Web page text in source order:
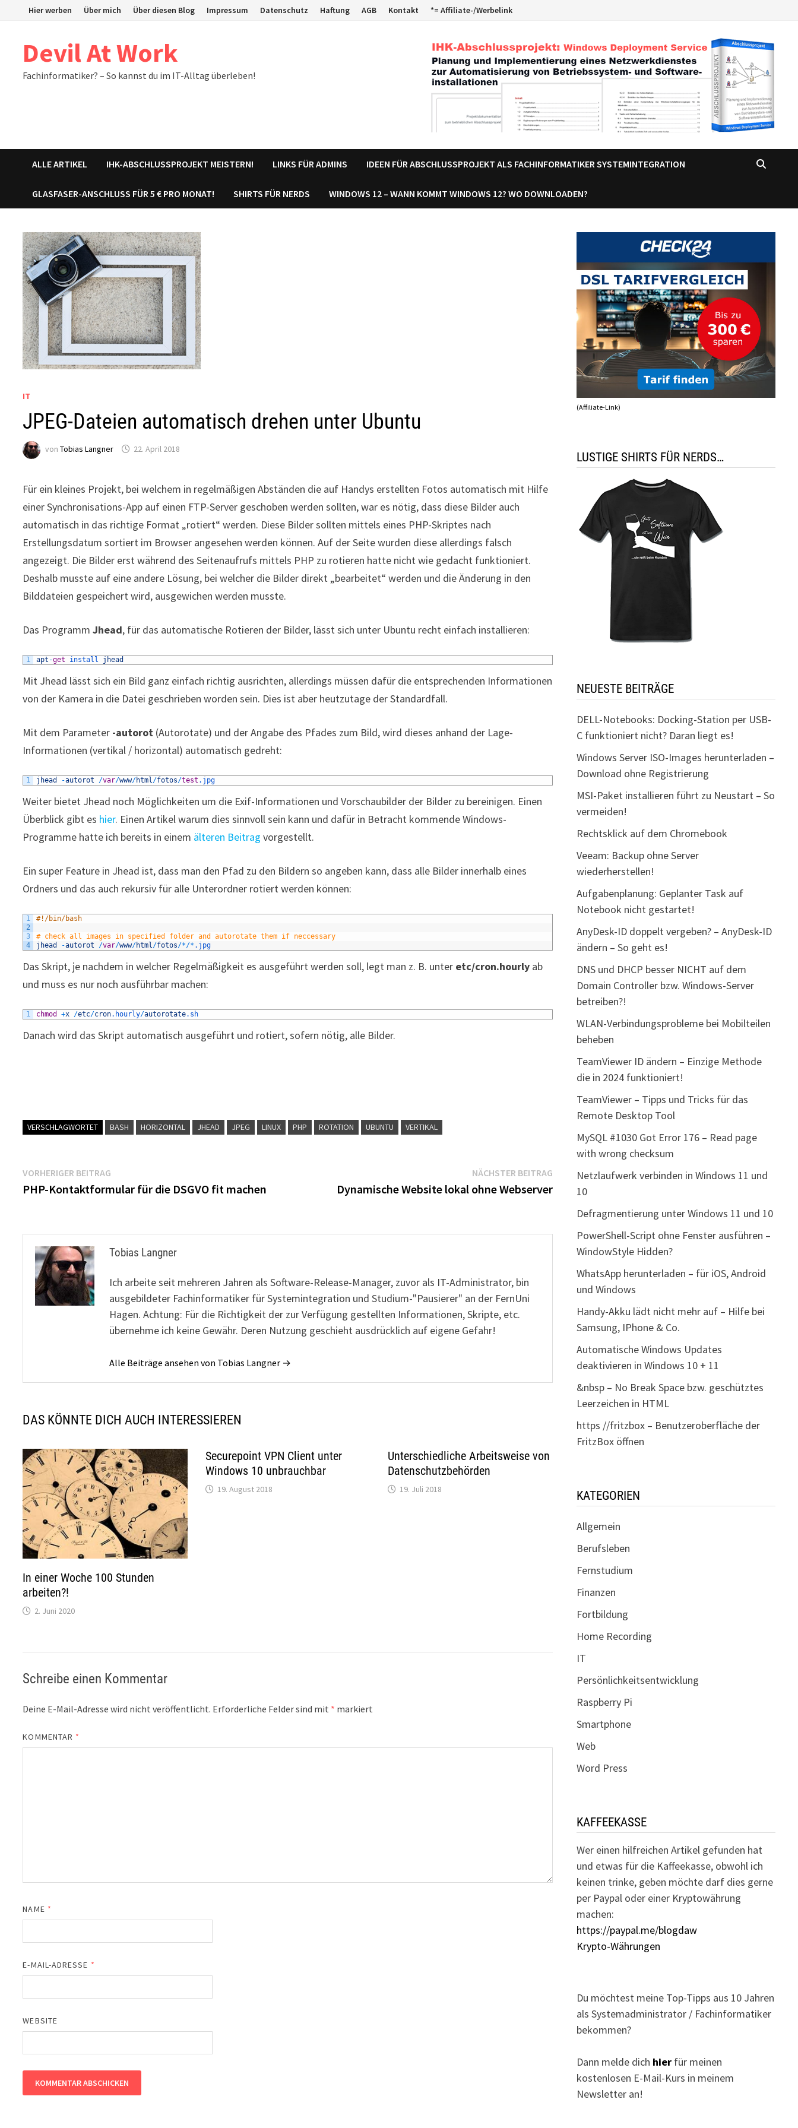
Hier werben Über mich Über diesen Blog Impressum Datenschutz Haftung AGB Kontakt *= Affiliate-/Werbelink
Devil At Work
Fachinformatiker? – So kannst du im IT-Alltag überleben!
ALLE ARTIKEL IHK-ABSCHLUSSPROJEKT MEISTERN! LINKS FÜR ADMINS IDEEN FÜR ABSCHLUSSPROJEKT ALS FACHINFORMATIKER SYSTEMINTEGRATION
GLASFASER-ANSCHLUSS FÜR 5 € PRO MONAT! SHIRTS FÜR NERDS WINDOWS 12 – WANN KOMMT WINDOWS 12? WO DOWNLOADEN?
IT
JPEG-Dateien automatisch drehen unter Ubuntu
vonTobias Langner 22. April 2018
Für ein kleines Projekt, bei welchem in regelmäßigen Abständen die auf Handys erstellten Fotos automatisch mit Hilfe
einer Synchronisations-App auf einen FTP-Server geschoben werden sollten, war es nötig, dass diese Bilder auch
automatisch in das richtige Format „rotiert“ werden. Diese Bilder sollten mittels eines PHP-Skriptes nach
Erstellungsdatum sortiert im Browser angesehen werden können. Auf der Seite wurden diese allerdings falsch
angezeigt. Die Bilder erst während des Seitenaufrufs mittels PHP zu rotieren hatte nicht wie gedacht funktioniert.
Deshalb musste auf eine andere Lösung, bei welcher die Bilder direkt „bearbeitet“ werden und die Änderung in den
Bilddateien gespeichert wird, ausgewichen werden musste.
Das ProgrammJhead, für das automatische Rotieren der Bilder, lässt sich unter Ubuntu recht einfach installieren:
1 apt -get install jhead
Mit Jhead lässt sich ein Bild ganz einfach richtig ausrichten, allerdings müssen dafür die entsprechenden Informationen
von der Kamera in die Datei geschrieben worden sein. Dies ist aber heutzutage der Standardfall.
Mit dem Parameter -autorot (Autorotate) und der Angabe des Pfades zum Bild, wird dieses anhand der Lage-
Informationen (vertikal / horizontal) automatisch gedreht:
1 jhead -autorot /var/www/html/fotos/test .jpg
Weiter bietet Jhead noch Möglichkeiten um die Exif-Informationen und Vorschaubilder der Bilder zu bereinigen. Einen
Überblick gibt es hier. Einen Artikel warum dies sinnvoll sein kann und dafür in Betracht kommende Windows-
Programme hatte ich bereits in einem älteren Beitrag vorgestellt.
Ein super Feature in Jhead ist, dass man den Pfad zu den Bildern so angeben kann, dass alle Bilder innerhalb eines
Ordners und das auch rekursiv für alle Unterordner rotiert werden können:
1
2
3
4
#!/bin/bash
# check all images in specified folder and autorotate them if neccessary
jhead
-autorot /var/www/html/fotos/*/* .jpg
Das Skript, je nachdem in welcher Regelmäßigkeit es ausgeführt werden soll, legt man z. B. unter etc/cron.hourly ab
und muss es nur noch ausführbar machen:
1 chmod +x /etc/cron.hourly/autorotate.sh
Danach wird das Skript automatisch ausgeführt und rotiert, sofern nötig, alle Bilder.
VERSCHLAGWORTET BASH HORIZONTAL JHEAD JPEG LINUX PHP ROTATION UBUNTU VERTIKAL
Beitragsnavigation
VORHERIGER BEITRAG
Beitrag:
PHP-Kontaktformular für die DSGVO fit machen
NÄCHSTER BEITRAGNächster
Beitrag:
Dynamische Website lokal ohne Webserver
Tobias Langner
Ich arbeite seit mehreren Jahren als Software-Release-Manager, zuvor als IT-Administrator, bin
ausgebildeter Fachinformatiker für Systemintegration und Studium-"Pausierer" an der FernUni
Hagen. Achtung: Für die Richtigkeit der zur Verfügung gestellten Informationen, Skripte, etc.
übernehme ich keine Gewähr. Deren Nutzung geschieht ausdrücklich auf eigene Gefahr!
Alle Beiträge ansehen von Tobias Langner →
DAS KÖNNTE DICH AUCH INTERESSIEREN
In einer Woche 100 Stunden
arbeiten?!
2. Juni 2020
Securepoint VPN Client unter
Windows 10 unbrauchbar
19. August 2018
Unterschiedliche Arbeitsweise von
Datenschutzbehörden
19. Juli 2018
Schreibe einen Kommentar
Deine E-Mail-Adresse wird nicht veröffentlicht. Erforderliche Felder sind mit * markiert
KOMMENTAR *
NAME *
E-MAIL-ADRESSE *
WEBSITE
(Affiliate-Link)
LUSTIGE SHIRTS FÜR NERDS…
NEUESTE BEITRÄGE
DELL-Notebooks: Docking-Station per USB-
C funktioniert nicht? Daran liegt es!
Windows Server ISO-Images herunterladen –
Download ohne Registrierung
MSI-Paket installieren führt zu Neustart – So
vermeiden!
Rechtsklick auf dem Chromebook
Veeam: Backup ohne Server
wiederherstellen!
Aufgabenplanung: Geplanter Task auf
Notebook nicht gestartet!
AnyDesk-ID doppelt vergeben? – AnyDesk-ID
ändern – So geht es!
DNS und DHCP besser NICHT auf dem
Domain Controller bzw. Windows-Server
betreiben?!
WLAN-Verbindungsprobleme bei Mobilteilen
beheben
TeamViewer ID ändern – Einzige Methode
die in 2024 funktioniert!
TeamViewer – Tipps und Tricks für das
Remote Desktop Tool
MySQL #1030 Got Error 176 – Read page
with wrong checksum
Netzlaufwerk verbinden in Windows 11 und
10
Defragmentierung unter Windows 11 und 10
PowerShell-Script ohne Fenster ausführen –
WindowStyle Hidden?
WhatsApp herunterladen – für iOS, Android
und Windows
Handy-Akku lädt nicht mehr auf – Hilfe bei
Samsung, IPhone & Co.
Automatische Windows Updates
deaktivieren in Windows 10 + 11
&nbsp – No Break Space bzw. geschütztes
Leerzeichen in HTML
https //fritzbox – Benutzeroberfläche der
FritzBox öffnen
KATEGORIEN
Allgemein
Berufsleben
Fernstudium
Finanzen
Fortbildung
Home Recording
IT
Persönlichkeitsentwicklung
Raspberry Pi
Smartphone
Web
Word Press
KAFFEEKASSE
Wer einen hilfreichen Artikel gefunden hat
und etwas für die Kaffeekasse, obwohl ich
keinen trinke, geben möchte darf dies gerne
per Paypal oder einer Kryptowährung
machen:
https://paypal.me/blogdaw
Krypto-Währungen
Du möchtest meine Top-Tipps aus 10 Jahren
als Systemadministrator / Fachinformatiker
bekommen?
Dann melde dich hierfür meinen
kostenlosen E-Mail-Kurs in meinem
Newsletter an!